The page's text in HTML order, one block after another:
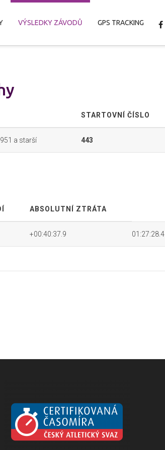
VÝSLEDKY ZÁVODŮ GPS TRACKING
STARTOVNÍ ČÍSLO
a starší 443
ABSOLUTNÍ ZTRÁTA
+00:40:37.9 01:27:28.4